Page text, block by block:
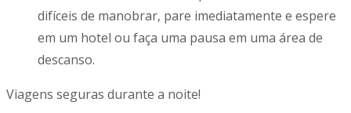
difíceis de manobrar, pare imediatamente e espere
em um hotel ou faça uma pausa em uma área de
descanso.
Viagens seguras durante a noite!